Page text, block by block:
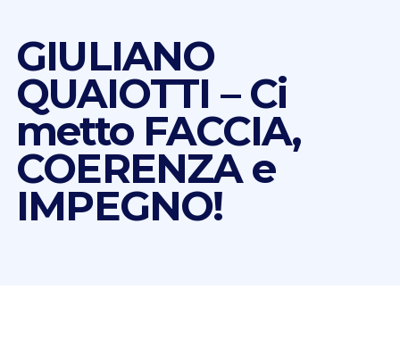
GIULIANO
QUAIOTTI – Ci
metto FACCIA,
COERENZA e
IMPEGNO!